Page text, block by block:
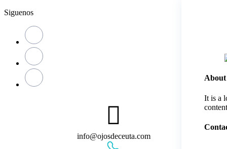
About
It is a
Skip
content
Siguenos
info@ojosdeceuta.com